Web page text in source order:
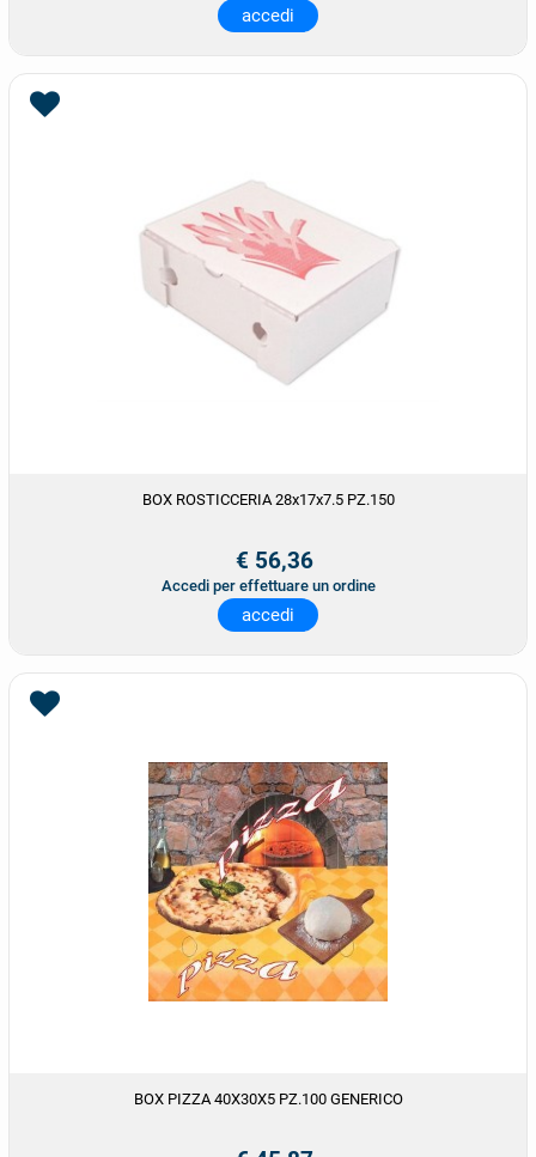
accedi
BOX ROSTICCERIA 28x17x7.5 PZ.150
€ 56,36
Accedi per effettuare un ordine
accedi
BOX PIZZA 40X30X5 PZ.100 GENERICO